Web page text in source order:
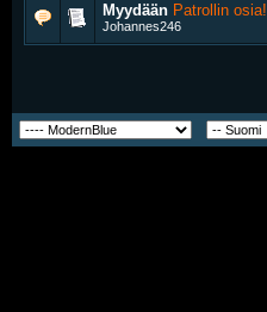
Myydään Patrollin osia!
Johannes246